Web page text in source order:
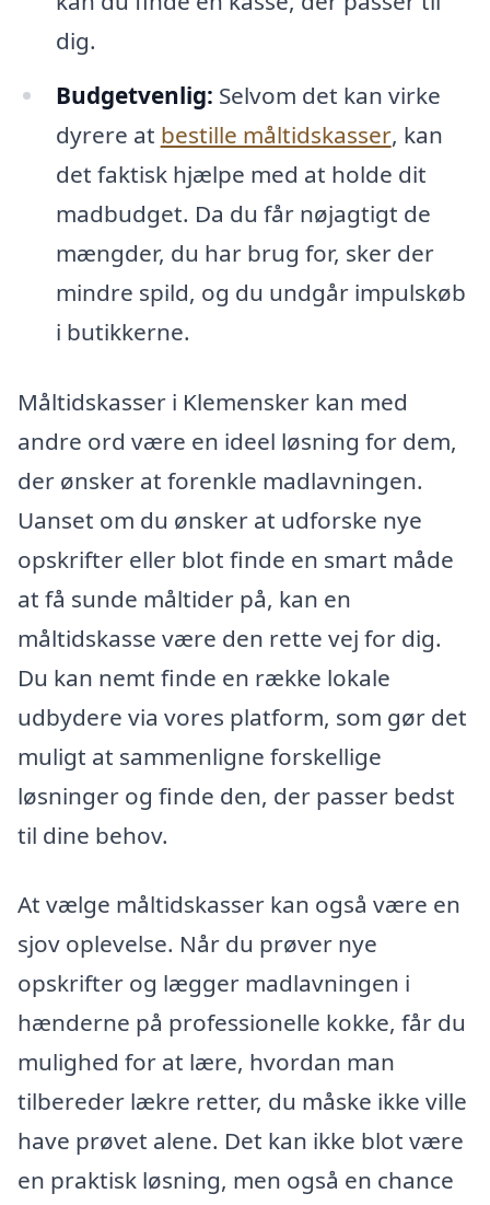
dig.
Budgetvenlig: Selvom det kan virke
dyrere at bestille måltidskasser, kan
det faktisk hjælpe med at holde dit
madbudget. Da du får nøjagtigt de
mængder, du har brug for, sker der
mindre spild, og du undgår impulskøb
i butikkerne.
Måltidskasser i Klemensker kan med
andre ord være en ideel løsning for dem,
der ønsker at forenkle madlavningen.
Uanset om du ønsker at udforske nye
opskrifter eller blot finde en smart måde
at få sunde måltider på, kan en
måltidskasse være den rette vej for dig.
Du kan nemt finde en række lokale
udbydere via vores platform, som gør det
muligt at sammenligne forskellige
løsninger og finde den, der passer bedst
til dine behov.
At vælge måltidskasser kan også være en
sjov oplevelse. Når du prøver nye
opskrifter og lægger madlavningen i
hænderne på professionelle kokke, får du
mulighed for at lære, hvordan man
tilbereder lækre retter, du måske ikke ville
have prøvet alene. Det kan ikke blot være
en praktisk løsning, men også en chance